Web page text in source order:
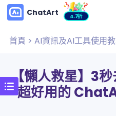
ChatArt 4.7折
首頁 > AI資訊及AI工具使用
【懶人救星】3
超好用的